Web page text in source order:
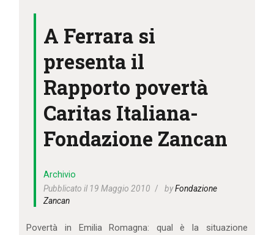
ATTIVITÀ E PROGETTI
RISORSE
NEWS
DONA ORA
IL MIO ACCOUNT
A Ferrara si
presenta il
Rapporto povertà
Caritas Italiana-
Fondazione Zancan
Archivio
Pubblicato il 19 Maggio 2010
byFondazione
Zancan
Povertà in Emilia Romagna: qual è la situazione